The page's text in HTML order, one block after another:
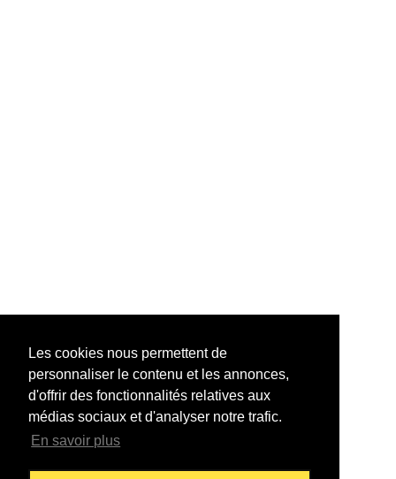
Les cookies nous permettent de
personnaliser le contenu et les annonces,
d'offrir des fonctionnalités relatives aux
médias sociaux et d'analyser notre trafic.
En savoir plus